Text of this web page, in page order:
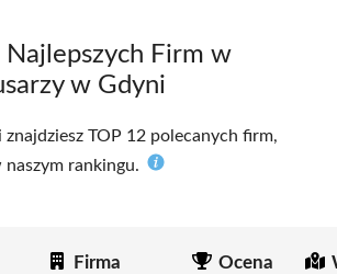
Najlepszych Firm w
w Gdyni
TOP 12 polecanych firm,
naszym rankingu.
Firma Ocena